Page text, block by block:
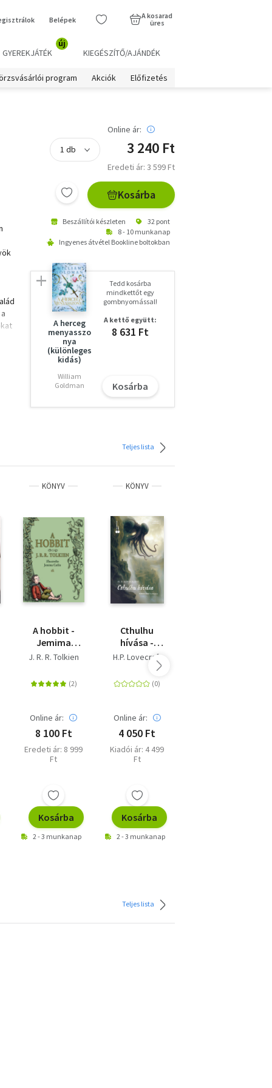
Belépek
A kosarad
üres
GYEREKJÁTÉK
új
KIEGÉSZÍTŐ/AJÁNDÉK
program Akciók Előfizetés
Online ár:
3 240 Ft
Eredeti ár: 3 599 Ft
Kosárba
Beszállítói készleten
32 pont
8 - 10 munkanap
Ingyenes átvétel Bookline boltokban
A herceg
menyasszo
nya
(különleges
kidás)
William
Goldman
Tedd kosárba
mindkettőt egy
gombnyomással!
A kettő együtt:
8 631 Ft
Kosárba
Teljes lista
KÖNYV
A hobbit -
Jemima
Catlin
J. R. R. Tolkien
Online ár:
8 100 Ft
Eredeti ár: 8 999
Ft
Kosárba
2 - 3 munkanap
KÖNYV
Cthulhu
hívása -
(Különleges
H.P. Lovecraft
Online ár:
4 050 Ft
Kiadói ár: 4 499
Ft
Kosárba
2 - 3 munkanap
Teljes lista